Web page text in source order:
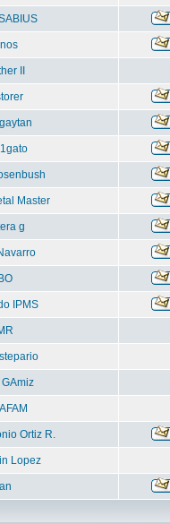
II
Master
g
IPMS
Ortiz R.
Lopez